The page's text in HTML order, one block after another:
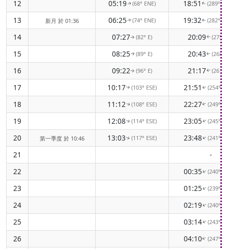
12 05:19↑(68° ENE) 18:51 ↑(289°
13 新月 於 01:36 06:25↑(74° ENE) 19:32↑(282°
14 07:27↑(82° E) 20:09↑(275°
15 08:25↑(89° E) 20:43↑(268°
16 09:22↑(96° E) 21:17↑(261°
17 10:17↑(103° ESE) 21:51 ↑(254°
18 11:12↑(108° ESE) 22:27↑(249°
19 12:08↑(114° ESE) 23:05↑(245°
20 第一季度 於 10:46 13:03↑(117° ESE) 23:48↑(241°
21
-
22
00:35↑(240°
23 01:25↑(239°
24 02:19↑(240°
25 03:14↑(243°
26 04:10↑(247°